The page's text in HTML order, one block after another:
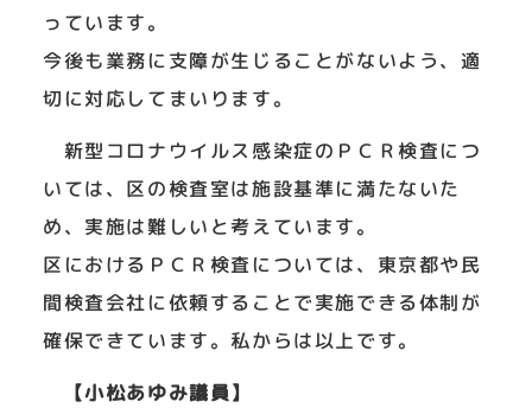
っています。
今後も業務に支障が生じることがないよう、適
切に対応してまいります。
新型コロナウイルス感染症のＰＣＲ検査につ
いては、区の検査室は施設基準に満たないた
め、実施は難しいと考えています。
区におけるＰＣＲ検査については、東京都や民
間検査会社に依頼することで実施できる体制が
確保できています。私からは以上です。
【小松あゆみ議員】